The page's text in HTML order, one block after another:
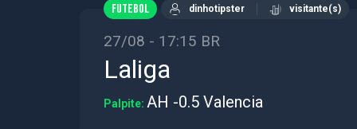
FUTEBOL dinhotipster visitante(s)
27/08 - 17:15 BR
Laliga
Palpite: AH -0.5 Valencia